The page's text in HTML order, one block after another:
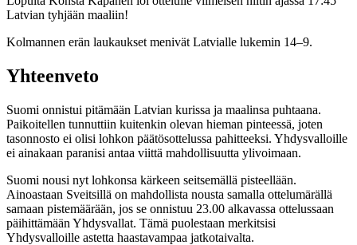
Latvian tyhjään maaliin!
Kolmannen erän laukaukset menivät Latvialle lukemin 14–9.
Yhteenveto
Suomi onnistui pitämään Latvian kurissa ja maalinsa puhtaana.
Paikoitellen tunnuttiin kuitenkin olevan hieman pinteessä, joten
tasonnosto ei olisi lohkon päätösottelussa pahitteeksi. Yhdysvalloille
ei ainakaan paranisi antaa viittä mahdollisuutta ylivoimaan.
Suomi nousi nyt lohkonsa kärkeen seitsemällä pisteellään.
Ainoastaan Sveitsillä on mahdollista nousta samalla ottelumärällä
samaan pistemäärään, jos se onnistuu 23.00 alkavassa ottelussaan
päihittämään Yhdysvallat. Tämä puolestaan merkitsisi
Yhdysvalloille astetta haastavampaa jatkotaivalta.